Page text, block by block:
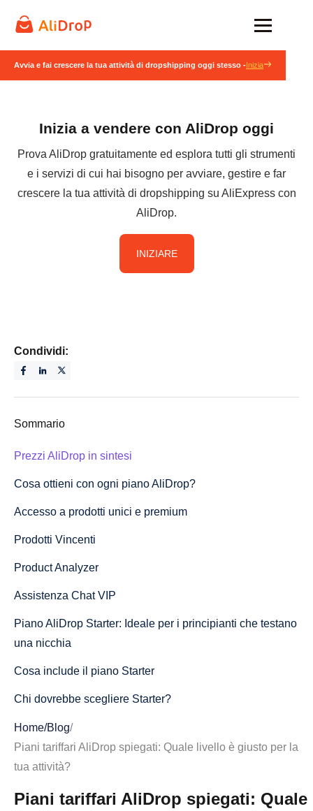
Avvia e fai crescere la tua attività di dropshipping oggi stesso -Inizia
Inizia a vendere con AliDrop oggi
Prova AliDrop gratuitamente ed esplora tutti gli strumenti
e i servizi di cui hai bisogno per avviare, gestire e far
crescere la tua attività di dropshipping su AliExpress con
AliDrop.
INIZIARE
Condividi:
Sommario
Prezzi AliDrop in sintesi
Cosa ottieni con ogni piano AliDrop?
Accesso a prodotti unici e premium
Prodotti Vincenti
Product Analyzer
Assistenza Chat VIP
Piano AliDrop Starter: Ideale per i principianti che testano
una nicchia
Cosa include il piano Starter
Chi dovrebbe scegliere Starter?
Quando Starter potrebbe risultare limitato
Domande Frequenti sui Piani Tariffari di AliDrop
Home/Blog/
Piani tariffari AliDrop spiegati: Quale livello è giusto per la
tua attività?
Piani tariffari AliDrop spiegati: Quale